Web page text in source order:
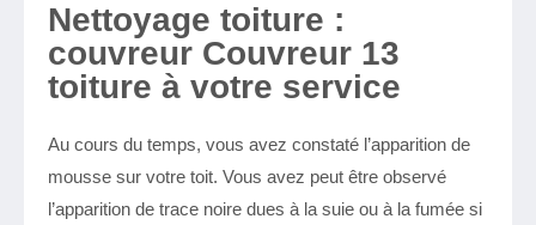
Nettoyage toiture :
couvreur Couvreur 13
toiture à votre service
Au cours du temps, vous avez constaté l’apparition de
mousse sur votre toit. Vous avez peut être observé
l’apparition de trace noire dues à la suie ou à la fumée si